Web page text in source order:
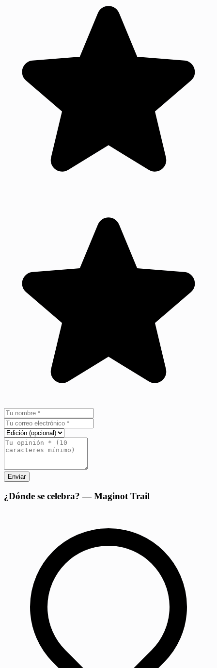
Enviar
¿Dónde se celebra? — Maginot Trail